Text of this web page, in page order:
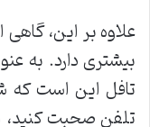
علاوه بر این،
بیشتری دارد. به
تافل این است که
تلفن صحبت